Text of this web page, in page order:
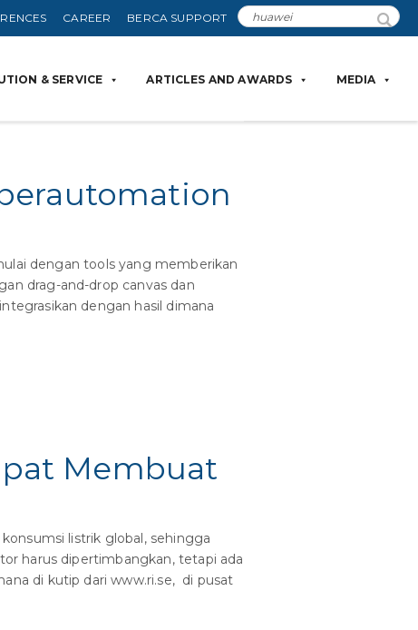
CAREER BERCA SUPPORT
& SERVICE ARTICLES AND AWARDS MEDIA
dengan tools yang memberikan
drag-and-drop canvas dan
dengan hasil dimana
Membuat
listrik global, sehingga
harus dipertimbangkan, tetapi ada
di kutip dari www.ri.se, di pusat